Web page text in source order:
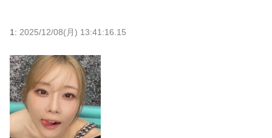
1: 2025/12/08(月) 13:41:16.15